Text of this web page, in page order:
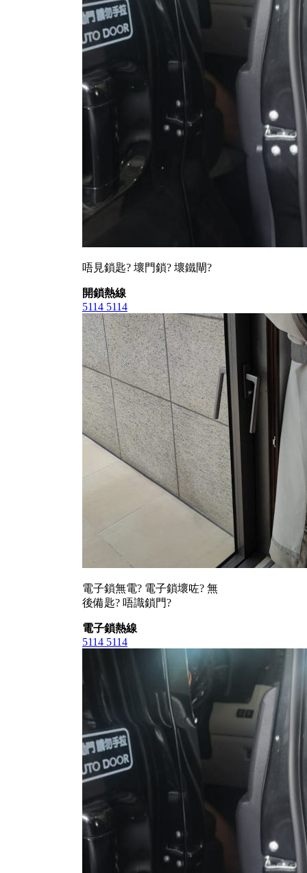
唔見鎖匙? 壞門鎖? 壞鐵閘?
開鎖熱線
5114 5114
電子鎖無電? 電子鎖壞咗? 無
後備匙? 唔識鎖門?
電子鎖熱線
5114 5114